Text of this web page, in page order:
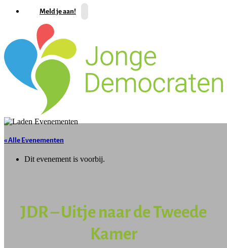
Meld je aan!
« Alle Evenementen
Dit evenement is voorbij.
JDR – Uitje naar de Tweede
Kamer